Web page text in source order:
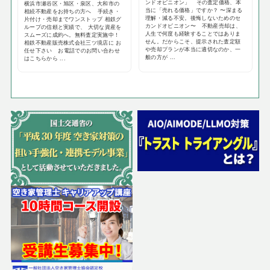
横浜市瀬谷区・旭区・泉区、大和市の
相続不動産をお持ちの方へ 手続き・
片付け・売却までワンストップ 相鉄グ
ループの信頼と実績で、 大切な資産を
スムーズに成約へ。無料査定実施中！
相鉄不動産販売株式会社三ツ境店に お
任せ下さい お電話でのお問い合わせ
はこちらから ...
ンドオピニオン」 その査定価格、本
当に「売れる価格」ですか？ 〜深まる
理解・減る不安。後悔しないためのセ
カンドオピニオン〜 不動産売却は、
人生で何度も経験することではありま
せん。だからこそ、提示された査定額
や売却プランが本当に適切なのか、一
般の方が ...